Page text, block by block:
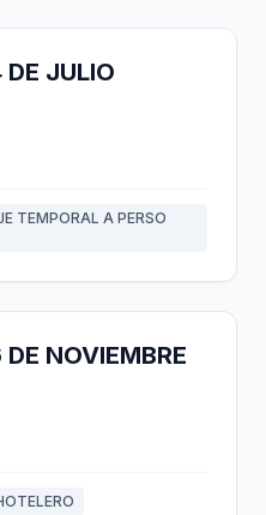
JULIO
TEMPORAL A PERSO
NOVIEMBRE